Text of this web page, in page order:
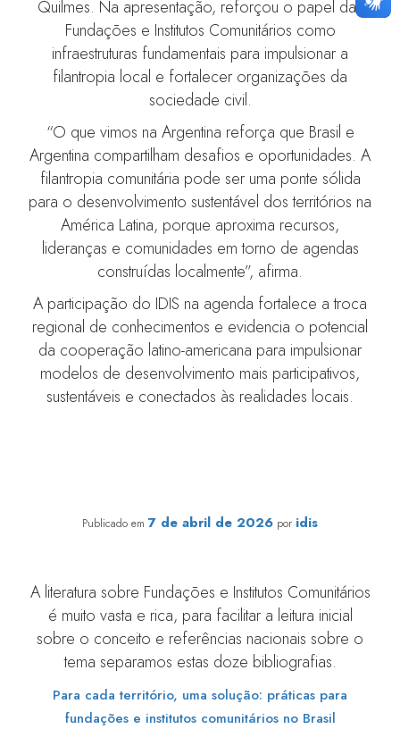
Quilmes. Na apresentação, reforçou o papel das
Fundações e Institutos Comunitários como
infraestruturas fundamentais para impulsionar a
filantropia local e fortalecer organizações da
sociedade civil.
“O que vimos na Argentina reforça que Brasil e
Argentina compartilham desafios e oportunidades. A
filantropia comunitária pode ser uma ponte sólida
para o desenvolvimento sustentável dos territórios na
América Latina, porque aproxima recursos,
lideranças e comunidades em torno de agendas
construídas localmente”, afirma.
A participação do IDIS na agenda fortalece a troca
regional de conhecimentos e evidencia o potencial
da cooperação latino-americana para impulsionar
modelos de desenvolvimento mais participativos,
sustentáveis e conectados às realidades locais.
Publicado em 7 de abril de 2026 por idis
A literatura sobre Fundações e Institutos Comunitários
é muito vasta e rica, para facilitar a leitura inicial
sobre o conceito e referências nacionais sobre o
tema separamos estas doze bibliografias.
Para cada território, uma solução: práticas para
fundações e institutos comunitários no Brasil